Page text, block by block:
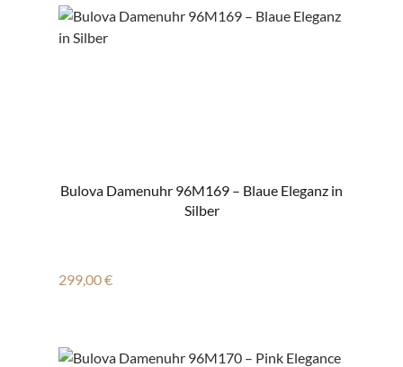
Bulova Damenuhr 96M169 – Blaue Eleganz in
Silber
Regulärer Preis:
299,00 €